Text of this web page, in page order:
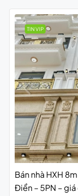
TIN VIP
Bán nhà HXH
Điển – 5PN –